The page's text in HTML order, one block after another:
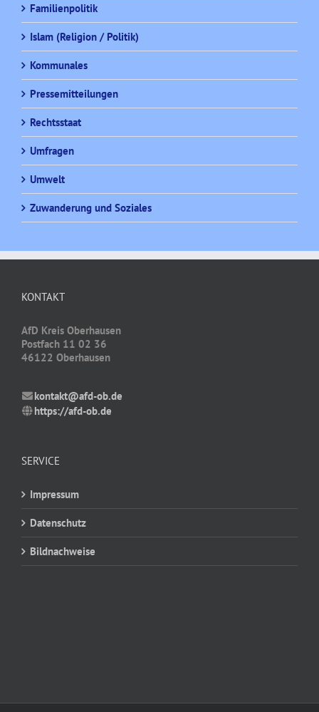
Familienpolitik
Islam (Religion / Politik)
Kommunales
Pressemitteilungen
Rechtsstaat
Umfragen
Umwelt
Zuwanderung und Soziales
KONTAKT
AfD Kreis Oberhausen
Postfach 11 02 36
46122 Oberhausen
kontakt@afd-ob.de
https://afd-ob.de
SERVICE
Impressum
Datenschutz
Bildnachweise